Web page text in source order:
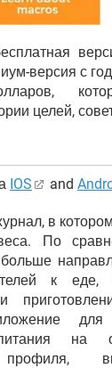
версия с
целей,
IOS and
в
По
к еде,
для
на
профиля,